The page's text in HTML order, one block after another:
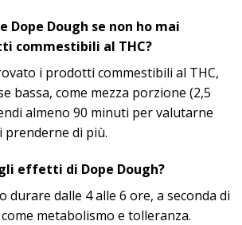
Dope Dough se non ho mai
commestibili al THC?
i prodotti commestibili al THC,
bassa, come mezza porzione (2,5
almeno 90 minuti per valutarne
di più.​
effetti di Dope Dough?
durare dalle 4 alle 6 ore, a seconda di
metabolismo e tolleranza.​